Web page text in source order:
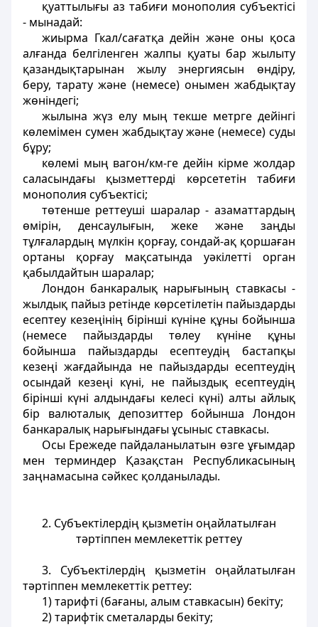
қуаттылығы аз табиғи монополия субъектісі
- мынадай:
жиырма Гкал/сағатқа дейін және оны қоса
алғанда белгіленген жалпы қуаты бар жылыту
қазандықтарынан жылу энергиясын өндіру,
беру, тарату және (немесе) онымен жабдықтау
жөніндегі;
жылына жүз елу мың текше метрге дейінгі
көлемімен сумен жабдықтау және (немесе) суды
бұру;
көлемі мың вагон/км-ге дейін кірме жолдар
саласындағы қызметтерді көрсететін табиғи
монополия субъектісі;
төтенше реттеуші шаралар - азаматтардың
өмірін, денсаулығын, жеке және заңды
тұлғалардың мүлкін қорғау, сондай-ақ қоршаған
ортаны қорғау мақсатында уәкілетті орган
қабылдайтын шаралар;
Лондон банкаралық нарығының ставкасы -
жылдық пайыз ретінде көрсетілетін пайыздарды
есептеу кезеңінің бірінші күніне құны бойынша
(немесе пайыздарды төлеу күніне құны
бойынша пайыздарды есептеудің бастапқы
кезеңі жағдайында не пайыздарды есептеудің
осындай кезеңі күні, не пайыздық есептеудің
бірінші күні алдындағы келесі күні) алты айлық
бір валюталық депозиттер бойынша Лондон
банкаралық нарығындағы ұсыныс ставкасы.
Осы Ережеде пайдаланылатын өзге ұғымдар
мен терминдер Қазақстан Республикасының
заңнамасына сәйкес қолданылады.
2. Субъектілердің қызметін оңайлатылған
тәртіппен мемлекеттік реттеу
3. Субъектілердің қызметін оңайлатылған
тәртіппен мемлекеттік реттеу:
1) тарифті (бағаны, алым ставкасын) бекіту;
2) тарифтік сметаларды бекіту;